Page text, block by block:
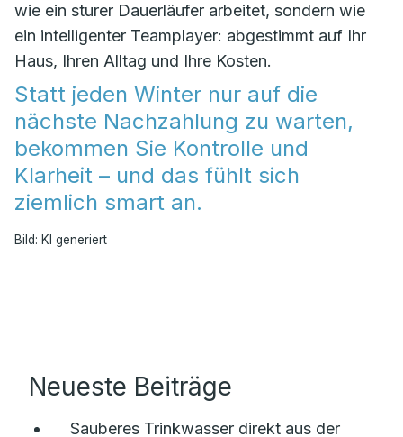
wie ein sturer Dauerläufer arbeitet, sondern wie
ein intelligenter Teamplayer: abgestimmt auf Ihr
Haus, Ihren Alltag und Ihre Kosten.
Statt jeden Winter nur auf die
nächste Nachzahlung zu warten,
bekommen Sie Kontrolle und
Klarheit – und das fühlt sich
ziemlich smart an.
Bild: KI generiert
Neueste Beiträge
Sauberes Trinkwasser direkt aus der